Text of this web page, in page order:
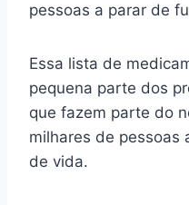
pessoas a parar de
Essa lista de
pequena parte dos
que fazem parte do
milhares de pessoas
de vida.